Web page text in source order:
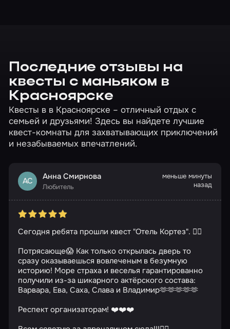
Последние отзывы на
квесты с маньяком в
Красноярске
Квесты в в Красноярске – отличный отдых с
семьей и друзьями! Здесь вы найдете лучшие
квест-комнаты для захватывающих приключений
и незабываемых впечатлений.
АС Анна Смирнова
Любитель
меньше минуты
назад
Сегодня ребята прошли квест "Отель Кортез". 🧟‍♂️
Потрясающе😱 Как только открылась дверь то
сразу оказываешься вовлеченым в безумную
историю! Море страха и веселья гарантированно
получили из-за шикарного актёрского состава:
Варвара, Ева, Саха, Слава и Владимир🫶🫶🫶🫶🫶
Респект организаторам! ❤️❤️❤️